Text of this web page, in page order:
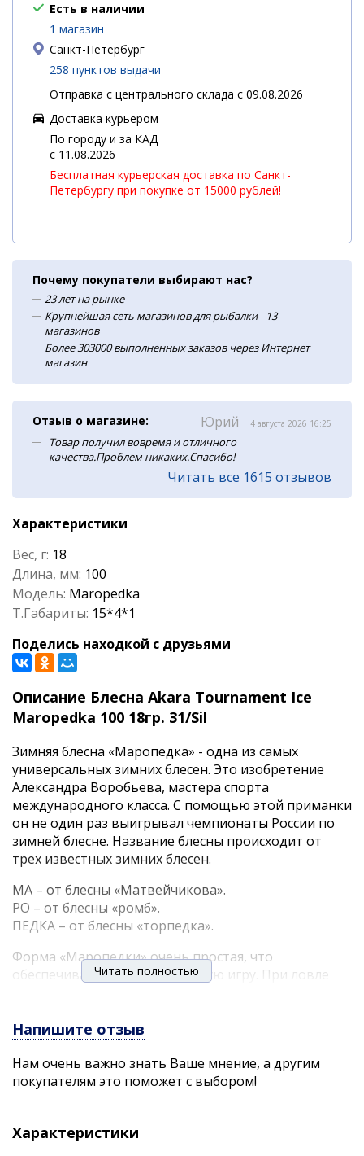
Есть в наличии
1 магазин
Санкт-Петербург
258 пунктов выдачи
Отправка с центрального склада с 09.08.2026
Доставка курьером
По городу и за КАД
c 11.08.2026
Бесплатная курьерская доставка по Санкт-
Петербургу при покупке от 15000 рублей!
Почему покупатели выбирают нас?
23 лет на рынке
Крупнейшая сеть магазинов для рыбалки - 13
магазинов
Более 303000 выполненных заказов через Интернет
магазин
Отзыв о магазине: Юрий 4 августа 2026 16:25
Товар получил вовремя и отличного
качества.Проблем никаких.Спасибо!
Читать все 1615 отзывов
Характеристики
Вес, г: 18
Длина, мм: 100
Модель: Maropedka
Т.Габариты: 15*4*1
Поделись находкой с друзьями
Описание Блесна Akara Tournament Ice
Maropedka 100 18гр. 31/Sil
Зимняя блесна «Маропедка» - одна из самых
универсальных зимних блесен. Это изобретение
Александра Воробьева, мастера спорта
международного класса. С помощью этой приманки
он не один раз выигрывал чемпионаты России по
зимней блесне. Название блесны происходит от
трех известных зимних блесен.
МА – от блесны «Матвейчикова».
РО – от блесны «ромб».
ПЕДКА – от блесны «торпедка».
Форма «Маропедки» очень простая, что
обеспечивает очень стабильную игру. При ловле
беспокоить. Варьируя амплитуду и резкость
подобрать ключик к капризной рыбе. Если вы
ловите на «Маропедку», то вашими трофеями
судака, щуки и, конечно, вездесущего окуня. На эту
Читать полностью
Напишите отзыв
Нам очень важно знать Ваше мнение, а другим
покупателям это поможет с выбором!
Характеристики